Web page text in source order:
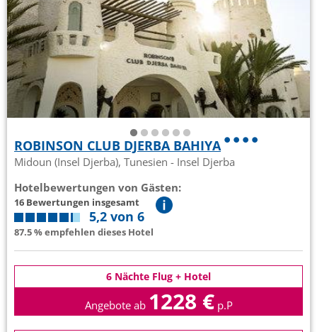
ROBINSON CLUB DJERBA BAHIYA
Midoun (Insel Djerba), Tunesien - Insel Djerba
Hotelbewertungen von Gästen:
16 Bewertungen insgesamt
5,2 von 6
87.5 % empfehlen dieses Hotel
6 Nächte Flug + Hotel
Angebote ab 1228 € p.P